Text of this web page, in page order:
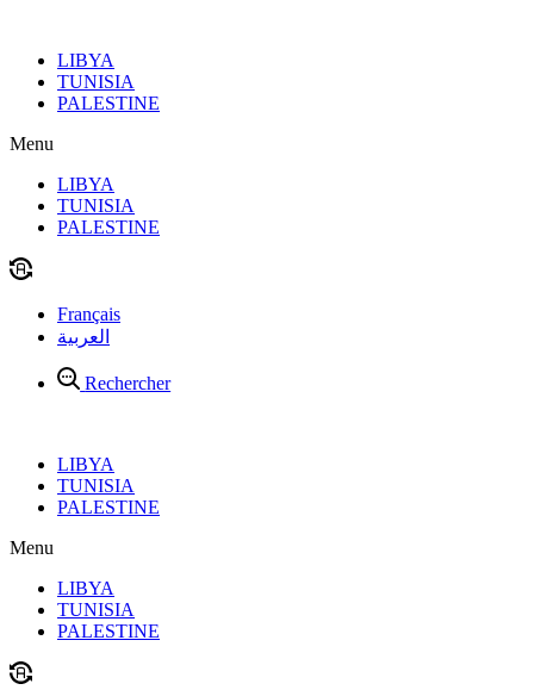
contenuLIBYA
TUNISIA
PALESTINE
Menu
LIBYA
TUNISIA
PALESTINE
Français
العربية
Rechercher
LIBYA
TUNISIA
PALESTINE
Menu
LIBYA
TUNISIA
PALESTINE